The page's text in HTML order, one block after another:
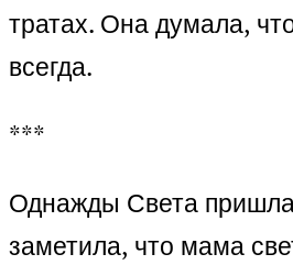
тратах. Она думала,
всегда.
***
Однажды Света
заметила, что мама